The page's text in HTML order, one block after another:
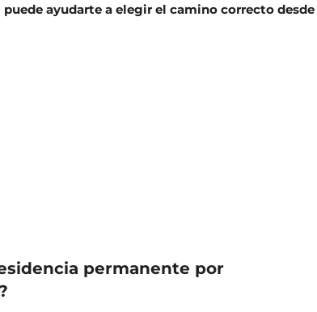
ayudarte a elegir el camino correcto
permanente por